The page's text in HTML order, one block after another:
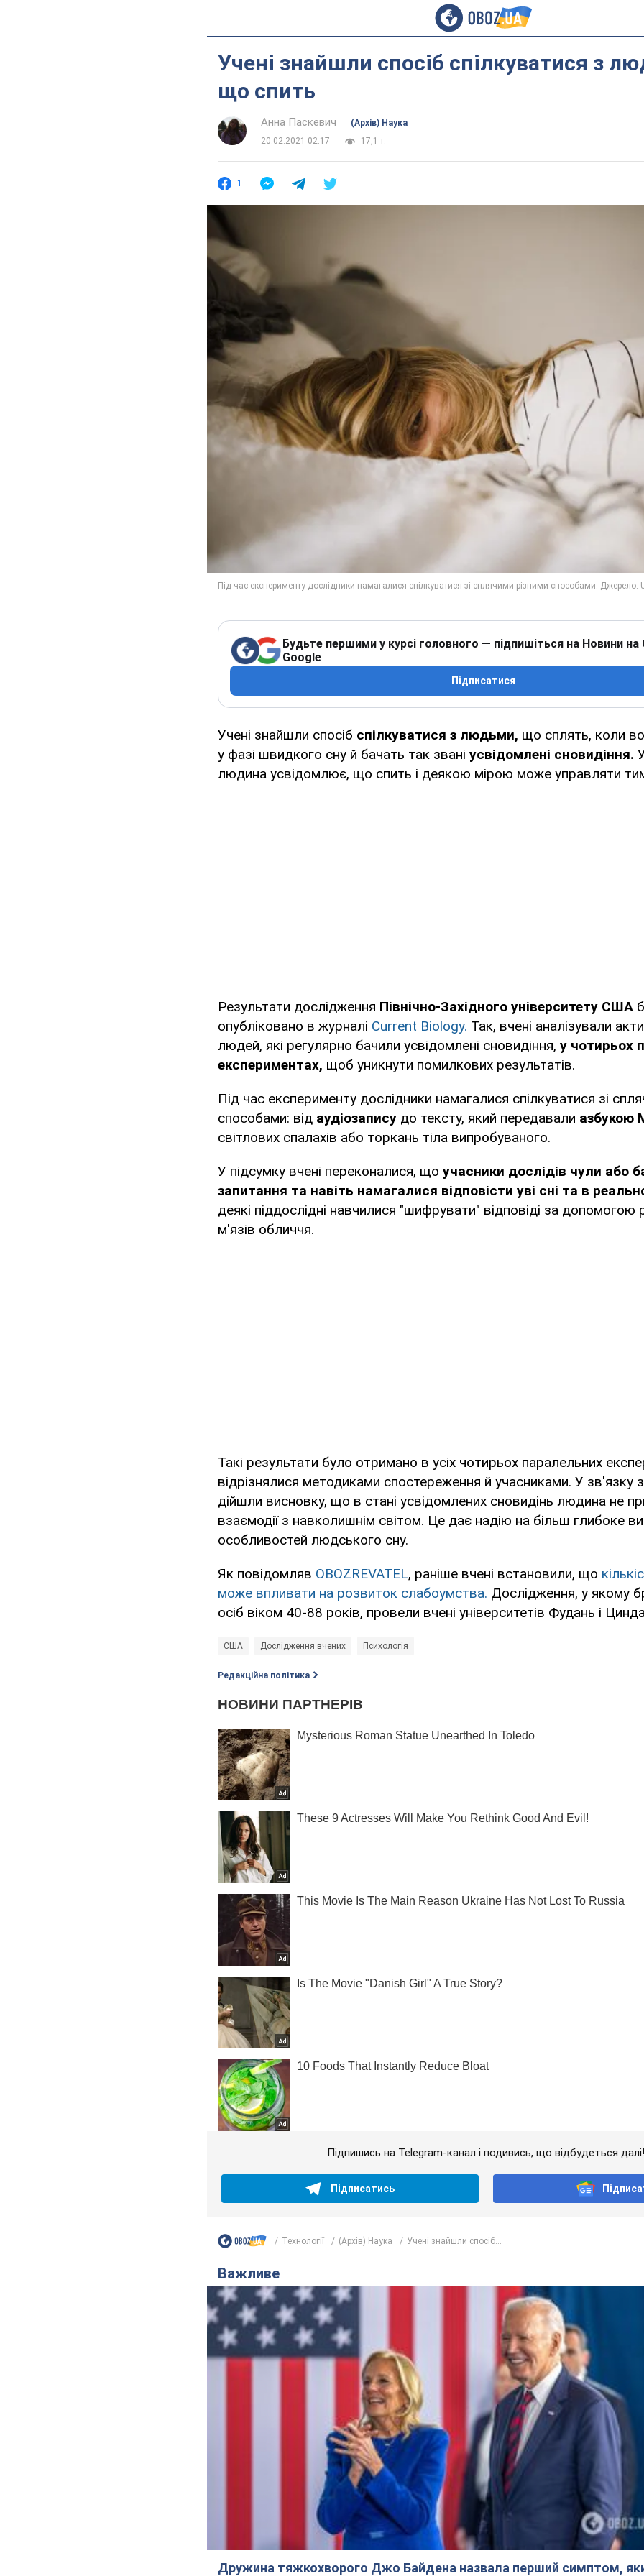
Учені знайшли спосіб спілкуватися з
що спить
Анна Паскевич
(Архів) Наука
20.02.2021 02:17
17,1 т.
1
Будьте першими у курсі головного — підпишіться на Новини на
Google
Підписатися
Учені знайшли спосіб спілкуватися з людьми, що сплять, коли
у фазі швидкого сну й бачать так звані усвідомлені сновидіння.
людина усвідомлює, що спить і деякою мірою може управляти
Результати дослідження Північно-Західного університету США
опубліковано в журналі Current Biology. Так, вчені аналізували
людей, які регулярно бачили усвідомлені сновидіння, у чотирьох
експериментах, щоб уникнути помилкових результатів.
Під час експерименту дослідники намагалися спілкуватися зі
способами: від аудіозапису до тексту, який передавали азбукою
світлових спалахів або торкань тіла випробуваного.
У підсумку вчені переконалися, що учасники дослідів чули або
запитання та навіть намагалися відповісти уві сні та в
деякі піддослідні навчилися "шифрувати" відповіді за допомогою
м'язів обличчя.
Такі результати було отримано в усіх чотирьох паралельних
відрізнялися методиками спостереження й учасниками. У зв'язку
дійшли висновку, що в стані усвідомлених сновидінь людина не
взаємодії з навколишнім світом. Це дає надію на більш глибоке
особливостей людського сну.
Як повідомляв OBOZREVATEL, раніше вчені встановили, що
може впливати на розвиток слабоумства. Дослідження, у якому
осіб віком 40-88 років, провели вчені університетів Фудань і
США Дослідження вчених Психологія
Редакційна політика
Підпишись на Telegram-канал і подивись, що відбудеться далі!
Підписатись
Технології (Архів) Наука Учені знайшли спосіб...
Важливе
Дружина тяжкохворого Джо Байдена назвала перший симптом,